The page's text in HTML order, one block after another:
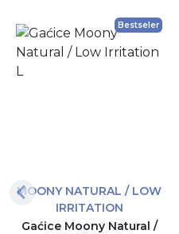
Bestseler
MOONY NATURAL / LOW
IRRITATION
Gaćice Moony Natural /